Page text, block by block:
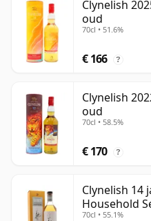
Clynelish
oud
70cl • 51.6%
€ 166 ?
Clynelish
oud
70cl • 58.5%
€ 170 ?
Clynelish 14
Household
70cl • 55.1%